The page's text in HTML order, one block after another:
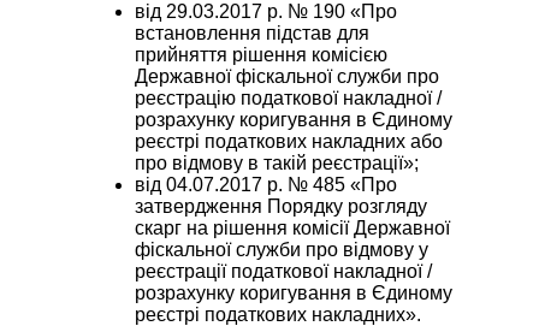
від 29.03.2017 р. № 190 «Про
встановлення підстав для
прийняття рішення комісією
Державної фіскальної служби про
реєстрацію податкової накладної /
розрахунку коригування в Єдиному
реєстрі податкових накладних або
про відмову в такій реєстрації»;
від 04.07.2017 р. № 485 «Про
затвердження Порядку розгляду
скарг на рішення комісії Державної
фіскальної служби про відмову у
реєстрації податкової накладної /
розрахунку коригування в Єдиному
реєстрі податкових накладних».